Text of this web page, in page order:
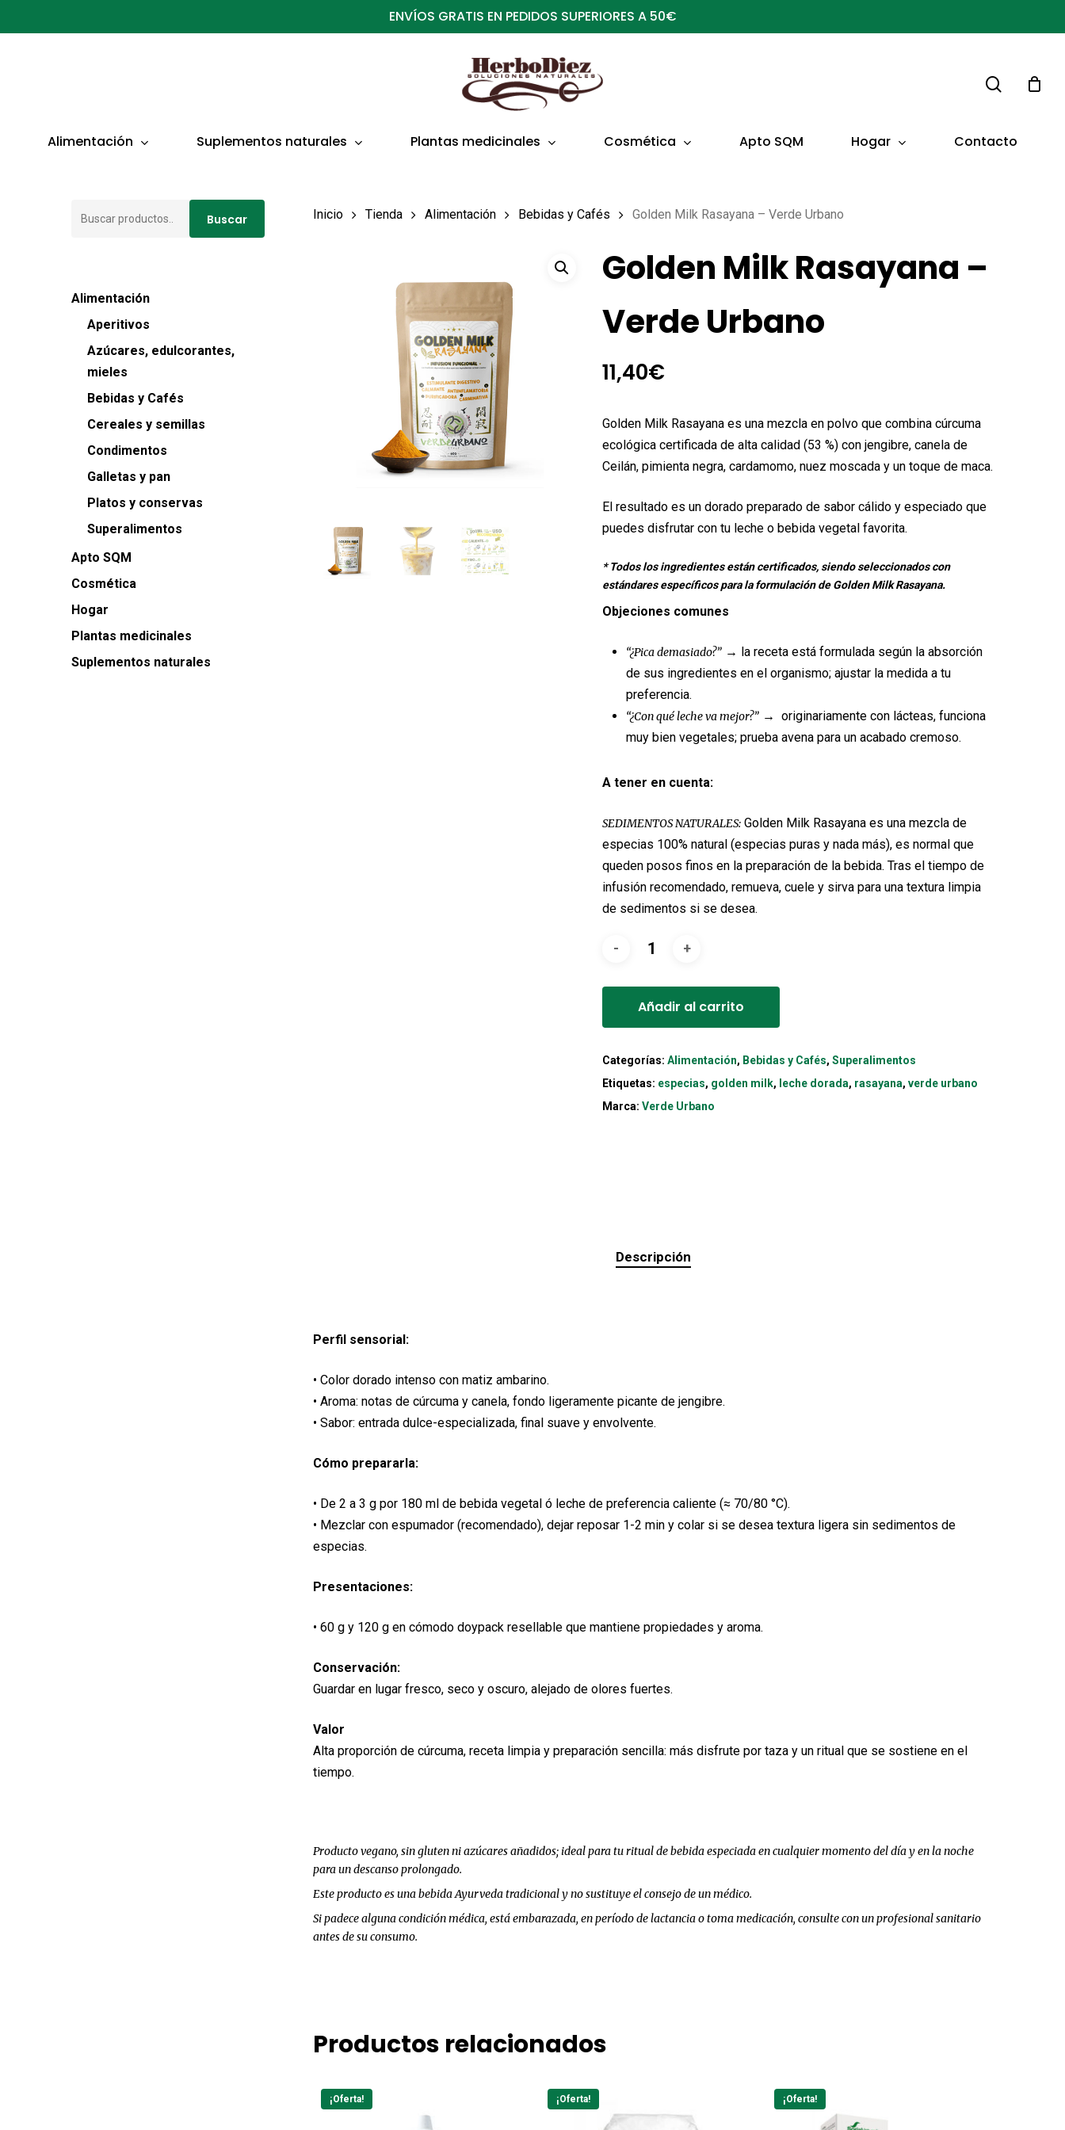
al
ENVÍOS GRATIS EN PEDIDOS SUPERIORES A 50€
Presionar ENTER para buscar o ESC para cerrar
Alimentación Suplementos naturales Plantas medicinales Cosmética Apto SQM Hogar Contacto
Buscar
Alimentación
Aperitivos
Azúcares, edulcorantes,
mieles
Bebidas y Cafés
Cereales y semillas
Condimentos
Galletas y pan
Platos y conservas
Superalimentos
Apto SQM
Cosmética
Hogar
Plantas medicinales
Suplementos naturales
Inicio Tienda Alimentación Bebidas y Cafés Golden Milk Rasayana – Verde Urbano
Golden Milk Rasayana –
Verde Urbano
11,40€
Golden Milk Rasayana es una mezcla en polvo que combina cúrcuma
ecológica certificada de alta calidad (53 %) con jengibre, canela de
Ceilán, pimienta negra, cardamomo, nuez moscada y un toque de maca.
El resultado es un dorado preparado de sabor cálido y especiado que
puedes disfrutar con tu leche o bebida vegetal favorita.
* Todos los ingredientes están certificados, siendo seleccionados con
estándares específicos para la formulación de Golden Milk Rasayana.
Objeciones comunes
“¿Pica demasiado?” → la receta está formulada según la absorción
de sus ingredientes en el organismo; ajustar la medida a tu
preferencia.
“¿Con qué leche va mejor?” → originariamente con lácteas, funciona
muy bien vegetales; prueba avena para un acabado cremoso.
A tener en cuenta:
SEDIMENTOS NATURALES: Golden Milk Rasayana es una mezcla de
especias 100% natural (especias puras y nada más), es normal que
queden posos finos en la preparación de la bebida. Tras el tiempo de
infusión recomendado, remueva, cuele y sirva para una textura limpia
de sedimentos si se desea.
Añadir al carrito
Categorías:Alimentación, Bebidas y Cafés,Superalimentos
Etiquetas: especias, golden milk, leche dorada, rasayana,verde urbano
Marca:Verde Urbano
Descripción
Perfil sensorial:
• Color dorado intenso con matiz ambarino.
• Aroma: notas de cúrcuma y canela, fondo ligeramente picante de jengibre.
• Sabor: entrada dulce-especializada, final suave y envolvente.
Cómo prepararla:
• De 2 a 3 g por 180 ml de bebida vegetal ó leche de preferencia caliente (≈ 70/80 °C).
• Mezclar con espumador (recomendado), dejar reposar 1-2 min y colar si se desea textura ligera sin sedimentos de
especias.
Presentaciones:
• 60 g y 120 g en cómodo doypack resellable que mantiene propiedades y aroma.
Conservación:
Guardar en lugar fresco, seco y oscuro, alejado de olores fuertes.
Valor
Alta proporción de cúrcuma, receta limpia y preparación sencilla: más disfrute por taza y un ritual que se sostiene en el
tiempo.
Producto vegano, sin gluten ni azúcares añadidos; ideal para tu ritual de bebida especiada en cualquier momento del día y en la noche
para un descanso prolongado.
Este producto es una bebida Ayurveda tradicional y no sustituye el consejo de un médico.
Si padece alguna condición médica, está embarazada, en período de lactancia o toma medicación, consulte con un profesional sanitario
antes de su consumo.
Productos relacionados
¡Oferta! ¡Oferta! ¡Oferta!